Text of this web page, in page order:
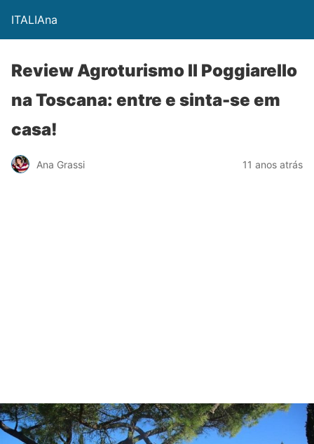
ITALIAna
Review Agroturismo Il Poggiarello
na Toscana: entre e sinta-se em
casa!
Ana Grassi 11 anos atrás